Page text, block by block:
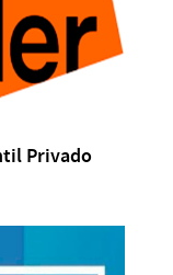
Privado